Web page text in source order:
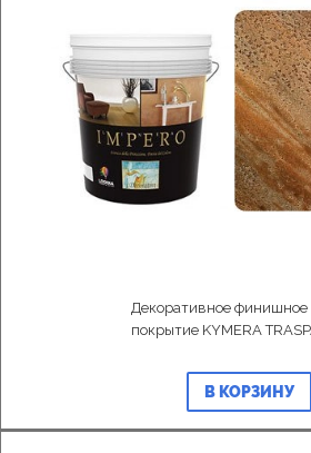
Декоративное финишное
покрытие KYMERA
В КОРЗИНУ